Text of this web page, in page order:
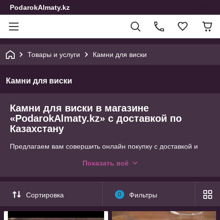
PodarokAlmaty.kz
Товары и услуги Камни для виски
Камни для виски
Камни для виски в магазине
«PodarokAlmaty.kz» с доставкой по
Казахстану
Предлагаем вам совершить онлайн покупку с доставкой и
специализируемся на реализации сувенирной и подарочной
определенной дате или празднику, но и просто для хорошего
настроения. Листайте наш удобный и красочный каталог,
заказать в подарок камни для охлаждения виски или другого
Показать всё
Сортировка 0 Фильтры